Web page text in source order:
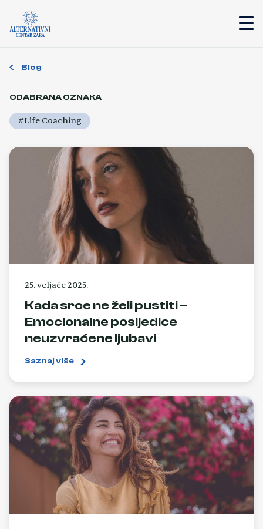
Blog
ODABRANA OZNAKA
#Life Coaching
25. veljače 2025.
Kada srce ne želi pustiti –
Emocionalne posljedice
neuzvraćene ljubavi
Saznaj više